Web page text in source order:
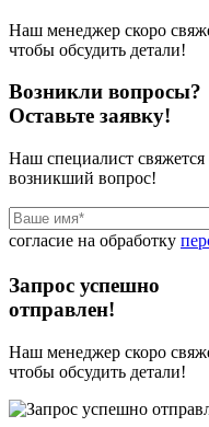
Наш менеджер скоро
чтобы обсудить детали!
Возникли вопросы?
Оставьте заявку!
Наш специалист
возникший вопрос!
согласие на обработку
Запрос успешно
отправлен!
Наш менеджер скоро
чтобы обсудить детали!